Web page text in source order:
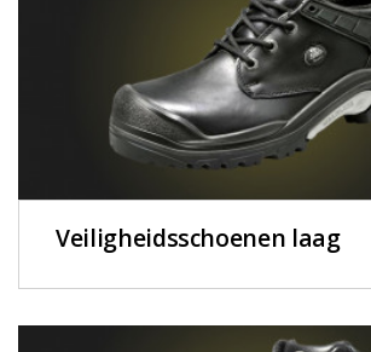
Veiligheidsschoenen laag